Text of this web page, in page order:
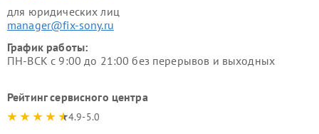
для юридических лиц
manager@fix-sony.ru
График работы:
ПН-ВСК с 9:00 до 21:00 без перерывов и выходных
Рейтинг сервисного центра
4.9-5.0